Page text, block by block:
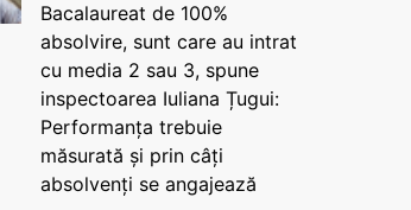
Bacalaureat de 100%
absolvire, sunt care au intrat
cu media 2 sau 3, spune
inspectoarea Iuliana Țugui:
Performanța trebuie
măsurată și prin câți
absolvenți se angajează